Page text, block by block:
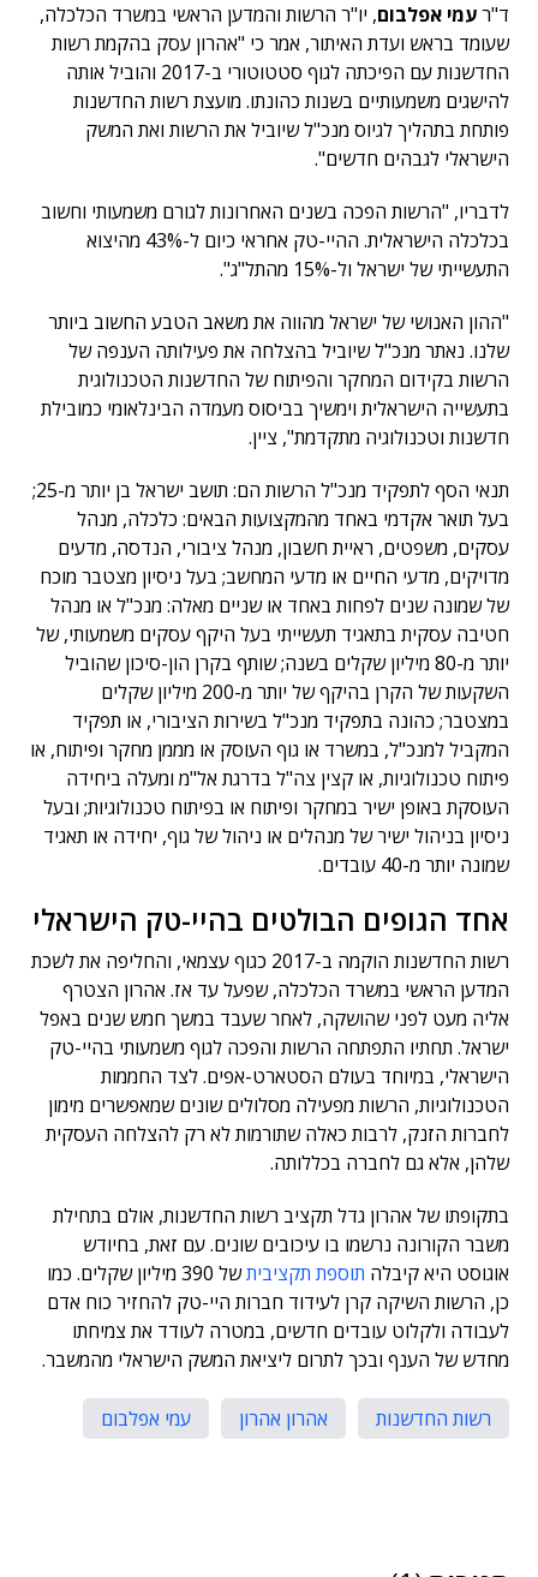
ד"רעמי אפלבום, יו"ר הרשות והמדען הראשי במשרד הכלכלה,
שעומד בראש ועדת האיתור, אמר כי "אהרון עסק בהקמת רשות
החדשנות עם הפיכתה לגוף סטטוטורי ב-2017 והוביל אותה
להישגים משמעותיים בשנות כהונתו. מועצת רשות החדשנות
פותחת בתהליך לגיוס מנכ"ל שיוביל את הרשות ואת המשק
הישראלי לגבהים חדשים".
לדבריו, "הרשות הפכה בשנים האחרונות לגורם משמעותי וחשוב
בכלכלה הישראלית. ההיי-טק אחראי כיום ל-43% מהיצוא
התעשייתי של ישראל ול-15% מהתל"ג".
"ההון האנושי של ישראל מהווה את משאב הטבע החשוב ביותר
שלנו. נאתר מנכ"ל שיוביל בהצלחה את פעילותה הענפה של
הרשות בקידום המחקר והפיתוח של החדשנות הטכנולוגית
בתעשייה הישראלית וימשיך בביסוס מעמדה הבינלאומי כמובילת
חדשנות וטכנולוגיה מתקדמת", ציין.
תנאי הסף לתפקיד מנכ"ל הרשות הם: תושב ישראל בן יותר מ-25;
בעל תואר אקדמי באחד מהמקצועות הבאים: כלכלה, מנהל
עסקים, משפטים, ראיית חשבון, מנהל ציבורי, הנדסה, מדעים
מדויקים, מדעי החיים או מדעי המחשב; בעל ניסיון מצטבר מוכח
של שמונה שנים לפחות באחד או שניים מאלה: מנכ"ל או מנהל
חטיבה עסקית בתאגיד תעשייתי בעל היקף עסקים משמעותי, של
יותר מ-80 מיליון שקלים בשנה; שותף בקרן הון-סיכון שהוביל
השקעות של הקרן בהיקף של יותר מ-200 מיליון שקלים
במצטבר; כהונה בתפקיד מנכ"ל בשירות הציבורי, או תפקיד
המקביל למנכ"ל, במשרד או גוף העוסק או מממן מחקר ופיתוח, או
פיתוח טכנולוגיות, או קצין צה"ל בדרגת אל"מ ומעלה ביחידה
העוסקת באופן ישיר במחקר ופיתוח או בפיתוח טכנולוגיות; ובעל
ניסיון בניהול ישיר של מנהלים או ניהול של גוף, יחידה או תאגיד
שמונה יותר מ-40 עובדים.
אחד הגופים הבולטים בהיי-טק הישראלי
רשות החדשנות הוקמה ב-2017 כגוף עצמאי, והחליפה את לשכת
המדען הראשי במשרד הכלכלה, שפעל עד אז. אהרון הצטרף
אליה מעט לפני שהושקה, לאחר שעבד במשך חמש שנים באפל
ישראל. תחתיו התפתחה הרשות והפכה לגוף משמעותי בהיי-טק
הישראלי, במיוחד בעולם הסטארט-אפים. לצד החממות
הטכנולוגיות, הרשות מפעילה מסלולים שונים שמאפשרים מימון
לחברות הזנק, לרבות כאלה שתורמות לא רק להצלחה העסקית
שלהן, אלא גם לחברה בכללותה.
בתקופתו של אהרון גדל תקציב רשות החדשנות, אולם בתחילת
משבר הקורונה נרשמו בו עיכובים שונים. עם זאת, בחיודש
אוגוסט היא קיבלה תוספת תקציבית
של 390 מיליון שקלים. כמו
כן, הרשות השיקה קרן לעידוד חברות היי-טק להחזיר כוח אדם
לעבודה ולקלוט עובדים חדשים, במטרה לעודד את צמיחתו
מחדש של הענף ובכך לתרום ליציאת המשק הישראלי מהמשבר.
רשות החדשנות אהרון אהרון עמי אפלבום